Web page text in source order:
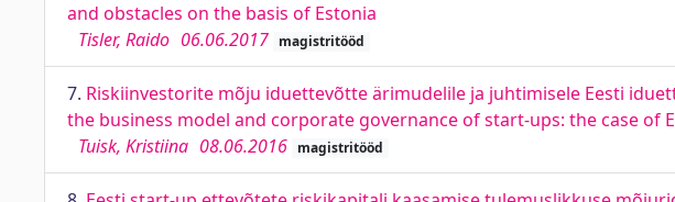
and obstacles on the basis of Estonia
Tisler, Raido 06.06.2017 magistritööd
7. Riskiinvestorite mõju iduettevõtte ärimudelile ja juhtimisele Eesti
the business model and corporate governance of start-ups: the case of
Tuisk, Kristiina 08.06.2016 magistritööd